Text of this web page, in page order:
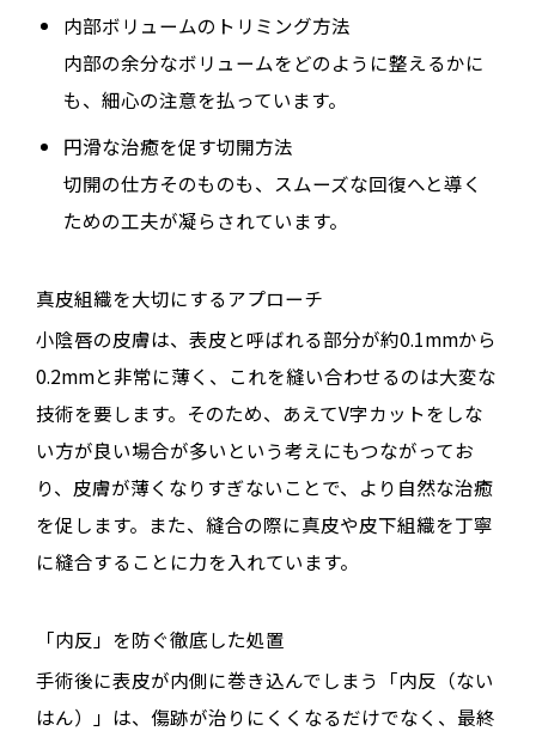
内部ボリュームのトリミング方法
内部の余分なボリュームをどのように整えるかに
も、細心の注意を払っています。
円滑な治癒を促す切開方法
切開の仕方そのものも、スムーズな回復へと導く
ための工夫が凝らされています。
真皮組織を大切にするアプローチ
小陰唇の皮膚は、表皮と呼ばれる部分が約0.1mmから
0.2mmと非常に薄く、これを縫い合わせるのは大変な
技術を要します。そのため、あえてV字カットをしな
い方が良い場合が多いという考えにもつながってお
り、皮膚が薄くなりすぎないことで、より自然な治癒
を促します。また、縫合の際に真皮や皮下組織を丁寧
に縫合することに力を入れています。
「内反」を防ぐ徹底した処置
手術後に表皮が内側に巻き込んでしまう「内反（ない
はん）」は、傷跡が治りにくくなるだけでなく、最終